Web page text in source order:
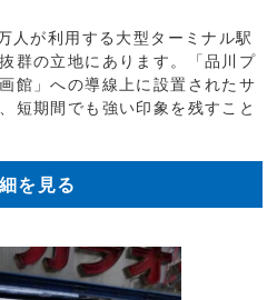
人が利用する大型ターミナル駅
群の立地にあります。「品川プ
館」への導線上に設置されたサ
短期間でも強い印象を残すこと
を見る